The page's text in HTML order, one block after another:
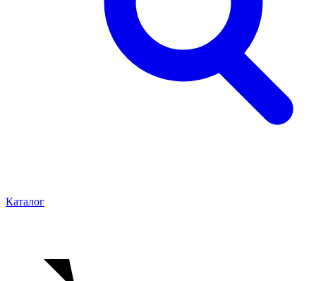
Каталог